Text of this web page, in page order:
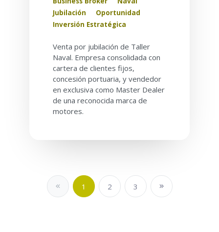
Jubilación
Oportunidad
Inversión Estratégica
Venta por jubilación de Taller
Naval. Empresa consolidada con
cartera de clientes fijos,
concesión portuaria, y vendedor
en exclusiva como Master Dealer
de una reconocida marca de
motores.
1 2 3